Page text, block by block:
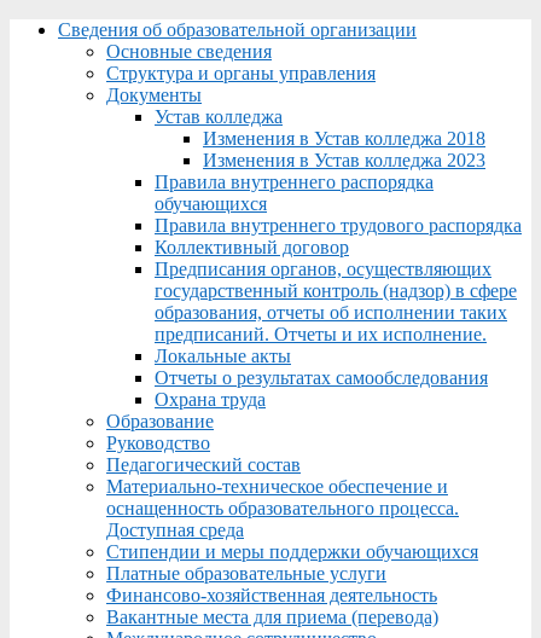
Menu
Сведения об образовательной организации
Основные сведения
Структура и органы управления
Документы
Устав колледжа
Изменения в Устав колледжа 2018
Изменения в Устав колледжа 2023
Правила внутреннего распорядка
обучающихся
Правила внутреннего трудового распорядка
Коллективный договор
Предписания органов, осуществляющих
государственный контроль (надзор) в сфере
образования, отчеты об исполнении таких
предписаний. Отчеты и их исполнение.
Локальные акты
Отчеты о результатах самообследования
Охрана труда
Образование
Руководство
Педагогический состав
Материально-техническое обеспечение и
оснащенность образовательного процесса.
Доступная среда
Стипендии и меры поддержки обучающихся
Платные образовательные услуги
Финансово-хозяйственная деятельность
Вакантные места для приема (перевода)